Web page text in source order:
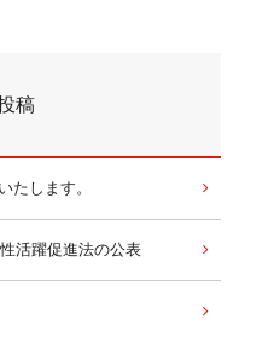
稿
たします。
活躍促進法の公表